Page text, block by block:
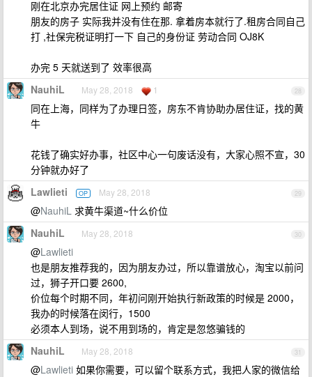
刚在北京办完居住证 网上预约 邮寄
朋友的房子 实际我并没有住在那. 拿着房本就行了.租房合同自己
打 ,社保完税证明打一下 自己的身份证 劳动合同 OJ8K
办完 5 天就送到了 效率很高
28
NauhiL May 28, 2018 1
同在上海，同样为了办理日签，房东不肯协助办居住证，找的黄
牛
花钱了确实好办事，社区中心一句废话没有，大家心照不宣，30
分钟就办好了
29
Lawlieti OP May 28, 2018
@NauhiL 求黄牛渠道~什么价位
30
NauhiL May 28, 2018
@Lawlieti
也是朋友推荐我的，因为朋友办过，所以靠谱放心，淘宝以前问
过，狮子开口要 2600,
价位每个时期不同，年初问刚开始执行新政策的时候是 2000，
我办的时候落在闵行，1500
必须本人到场，说不用到场的，肯定是忽悠骗钱的
31
NauhiL May 28, 2018
@Lawlieti 如果你需要，可以留个联系方式，我把人家的微信给